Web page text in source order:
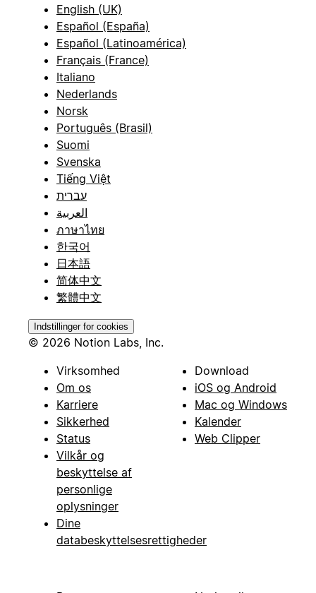
English (UK)
Español (España)
Español (Latinoamérica)
Français (France)
Italiano
Nederlands
Norsk
Português (Brasil)
Suomi
Svenska
Tiếng Việt
עברית
العربية
ภาษาไทย
한국어
日本語
简体中文
繁體中文
Indstillinger for cookies
© 2026 Notion Labs, Inc.
Virksomhed
Om os
Karriere
Sikkerhed
Status
Vilkår og
beskyttelse af
personlige
oplysninger
Dine
databeskyttelsesrettigheder
Download
iOS og Android
Mac og Windows
Kalender
Web Clipper